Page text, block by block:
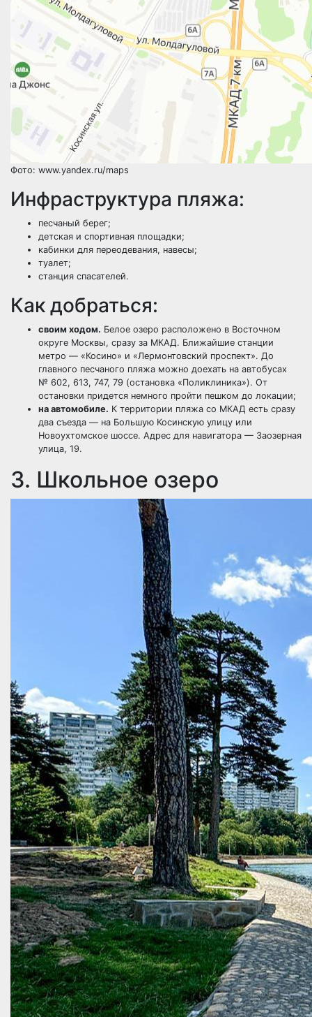
Фото: www.yandex.ru/maps
Инфраструктура пляжа:
песчаный берег;
детская и спортивная площадки;
кабинки для переодевания, навесы;
туалет;
станция спасателей.
Как добраться:
своим ходом. Белое озеро расположено в Восточном
округе Москвы, сразу за МКАД. Ближайшие станции
метро — «Косино» и «Лермонтовский проспект». До
главного песчаного пляжа можно доехать на автобусах
№ 602, 613, 747, 79 (остановка «Поликлиника»). От
остановки придется немного пройти пешком до локации;
на автомобиле. К территории пляжа со МКАД есть сразу
два съезда — на Большую Косинскую улицу или
Новоухтомское шоссе. Адрес для навигатора — Заозерная
улица, 19.
3. Школьное озеро